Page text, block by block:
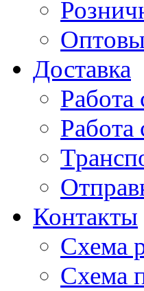
Доставка
Работа
Работа
Контакты
Схема
Схема